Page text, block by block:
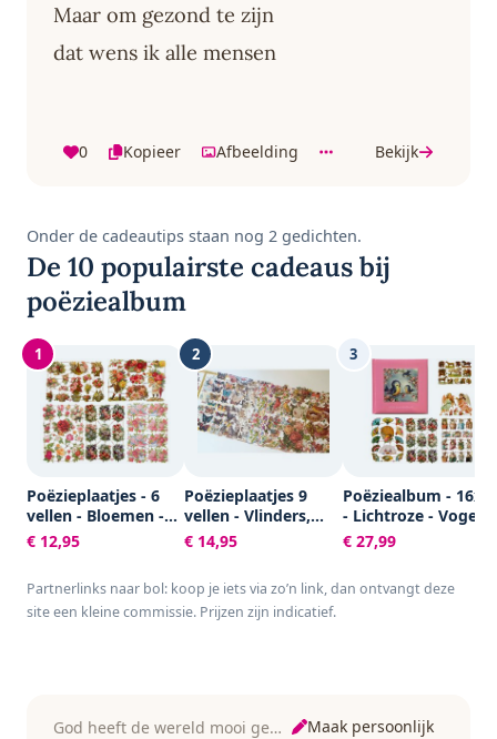
Maar om gezond te zijn
dat wens ik alle mensen
0 Kopieer Afbeelding Bekijk
Onder de cadeautips staan nog 2 gedichten.
De 10 populairste cadeaus bij
poëziealbum
1
Poëzieplaatjes - 6
vellen - Bloemen -
Poëziealbum -
hobby - creatief -
vriendenboek -
dagboek -
€ 12,95
2
Poëzieplaatjes 9
vellen - Vlinders,
Vogels, Bloemen,
Poezen en Roosjes
€ 14,95
3
Poëziealbum -
- Lichtroze - Vogels
met 5 vellen
Poëzieplaatjes -
Cadeau - Sint -
€ 27,99
Partnerlinks naar bol: koop je iets via zo’n link, dan ontvangt deze
site een kleine commissie. Prijzen zijn indicatief.
God heeft de wereld mooi gemaakt Maak persoonlijk